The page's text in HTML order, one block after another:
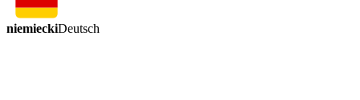
niemieckiDeutsch